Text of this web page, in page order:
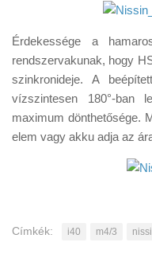
Érdekessége a
rendszervakunak, hogy
szinkronideje. A
vízszintesen 180°-ban
maximum dönthetősége.
elem vagy akku adja az
Címkék: i40 m4/3